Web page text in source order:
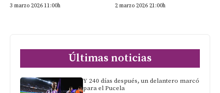
3 marzo 2026 11:00h 2 marzo 2026 21:00h
Últimas noticias
Y 240 días después, un delantero marcó
para el Pucela